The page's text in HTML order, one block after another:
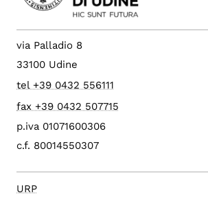
via Palladio 8
33100 Udine
tel +39 0432 556111
fax +39 0432 507715
p.iva 01071600306
c.f. 80014550307
URP